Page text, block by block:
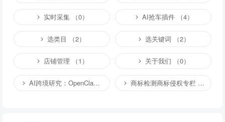
实时采集 （0） AI抢车插件 （4）
选类目 （2） 选关键词 （2）
店铺管理 （1） 关于我们 （0）
AI跨境研究：OpenClaw小龙虾等应用 （2） 商标检测商标侵权专栏 （1）